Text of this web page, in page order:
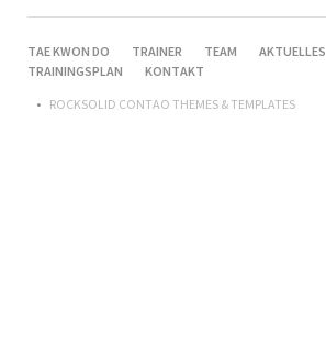
NAVIGATION
ÜBERSPRINGEN
TAE KWON DO TRAINER TEAM AKTUELLES
TRAININGSPLAN
KONTAKT
ROCKSOLID CONTAO THEMES & TEMPLATES